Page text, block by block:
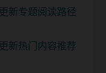
新专题阅读路径
新热门内容推荐